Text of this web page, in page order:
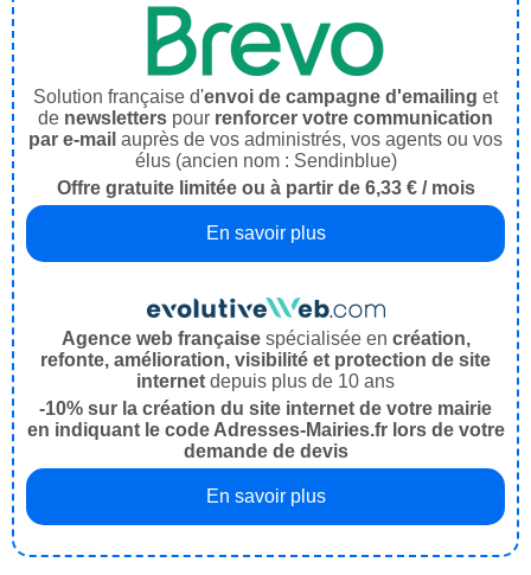
Solution française d'envoi de campagne d'emailing et
de newsletters pour renforcer votre communication
par e-mail auprès de vos administrés, vos agents ou vos
élus (ancien nom : Sendinblue)
Offre gratuite limitée ou à partir de 6,33 € / mois
En savoir plus
Agence web françaisespécialisée en création,
refonte, amélioration, visibilité et protection de site
internet depuis plus de 10 ans
-10% sur la création du site internet de votre mairie
en indiquant le code Adresses-Mairies.fr lors de votre
demande de devis
En savoir plus